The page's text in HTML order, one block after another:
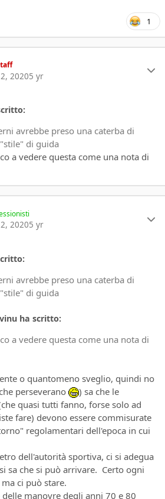
1
20205 yr
avrebbe preso una caterba di
di guida
a vedere questa come una nota di
20205 yr
avrebbe preso una caterba di
di guida
ha scritto:
a vedere questa come una nota di
o quantomeno sveglio, quindi no
perseverano
) sa che le
quasi tutti fanno, forse solo ad
fare) devono essere commisurate
regolamentari dell'epoca in cui
dell'autorità sportiva, ci si adegua
sa che si può arrivare. Certo ogni
ci può stare.
manovre degli anni 70 e 80